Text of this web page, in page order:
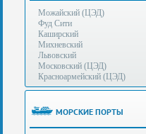
рекомендует
Таможенные
процедуры
(особенности):
Полезная
информация
Можайский (ЦЭД)
Фуд Сити
Каширский
Михневский
Львовский
Московский (ЦЭД)
Красноармейский (ЦЭД)
МОРСКИЕ ПОРТЫ